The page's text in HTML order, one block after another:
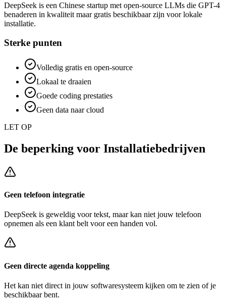
DeepSeek is een Chinese startup met open-source LLMs die GPT-4
benaderen in kwaliteit maar gratis beschikbaar zijn voor lokale
installatie.
Sterke punten
Volledig gratis en open-source
Lokaal te draaien
Goede coding prestaties
Geen data naar cloud
LET OP
De beperking voor Installatiebedrijven
Geen telefoon integratie
DeepSeek is geweldig voor tekst, maar kan niet jouw telefoon
opnemen als een klant belt voor een handen vol.
Geen directe agenda koppeling
Het kan niet direct in jouw softwaresysteem kijken om te zien of je
beschikbaar bent.